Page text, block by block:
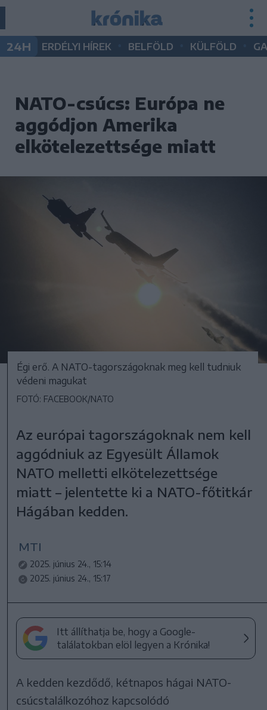
24H ERDÉLYI HÍREK BELFÖLD KÜLFÖLD
NATO-csúcs: Európa ne
aggódjon Amerika
elkötelezettsége miatt
Égi erő. A NATO-tagországoknak meg kell tudniuk
védeni magukat
FOTÓ: FACEBOOK/NATO
Az európai tagországoknak nem kell
aggódniuk az Egyesült Államok
NATO melletti elkötelezettsége
miatt – jelentette ki a NATO-főtitkár
Hágában kedden.
MTI
2025. június 24., 15:14
2025. június 24., 15:17
Itt állíthatja be, hogy a Google-
találatokban elöl legyen a Krónika!
A kedden kezdődő, kétnapos hágai NATO-
csúcstalálkozóhoz kapcsolódó